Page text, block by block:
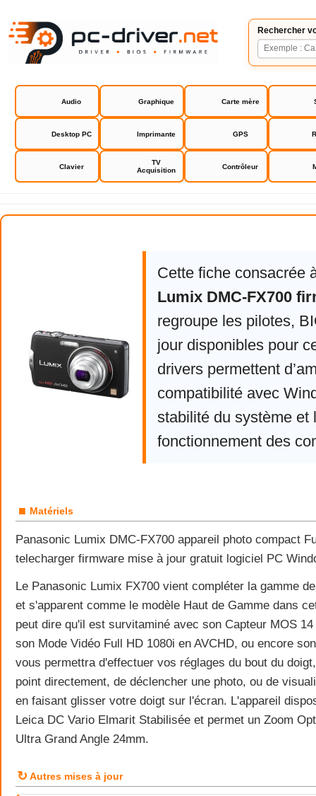
Rechercher
Audio Graphique Carte mère
Desktop PC Imprimante GPS
Clavier
TV
Acquisition
Contrôleur
Panasonic Lumix DMC-FX700
Cette fiche consacrée
Lumix DMC-FX700
regroupe les pilotes,
jour disponibles pour
drivers permettent
compatibilité avec
stabilité du système et
fonctionnement des
■ Matériels
Panasonic Lumix DMC-FX700 appareil photo compact
telecharger firmware mise à jour gratuit logiciel PC
Le Panasonic Lumix FX700 vient compléter la gamme
et s'apparent comme le modèle Haut de Gamme dans
peut dire qu'il est survitaminé avec son Capteur MOS
son Mode Vidéo Full HD 1080i en AVCHD, ou encore
vous permettra d'effectuer vos réglages du bout du
point directement, de déclencher une photo, ou de
en faisant glisser votre doigt sur l'écran. L'appareil
Leica DC Vario Elmarit Stabilisée et permet un Zoom
Ultra Grand Angle 24mm.
↻ Autres mises à jour